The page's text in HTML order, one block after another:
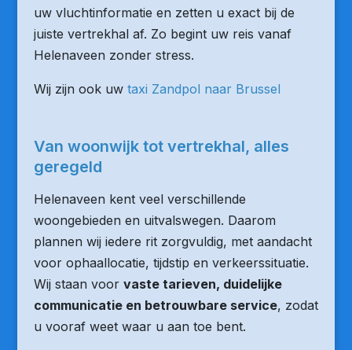
uw vluchtinformatie en zetten u exact bij de
juiste vertrekhal af. Zo begint uw reis vanaf
Helenaveen zonder stress.
Wij zijn ook uw taxi Zandpol naar Brussel
Van woonwijk tot vertrekhal, alles
geregeld
Helenaveen kent veel verschillende
woongebieden en uitvalswegen. Daarom
plannen wij iedere rit zorgvuldig, met aandacht
voor ophaallocatie, tijdstip en verkeerssituatie.
Wij staan voor vaste tarieven, duidelijke
communicatie en betrouwbare service, zodat
u vooraf weet waar u aan toe bent.